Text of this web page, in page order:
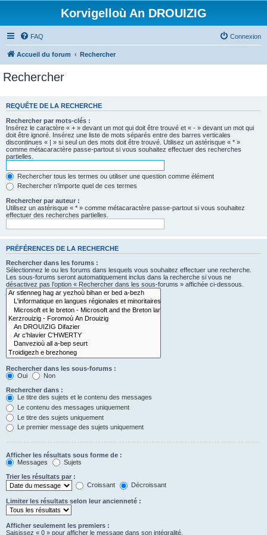
Korvigelloù An DROUIZIG
FAQ Connexion
Accueil du forum Rechercher
Rechercher
REQUÊTE DE LA RECHERCHE
Rechercher par mots-clés :
Insérez le caractère « + » devant un mot qui doit être trouvé et « - » devant un mot qui
doit être ignoré. Insérez une liste de mots séparés entre des barres verticales
discontinues « | » si seul un des mots doit être trouvé. Utilisez un astérisque « * »
comme métacaractère passe-partout si vous souhaitez effectuer des recherches
partielles.
Rechercher tous les termes ou utiliser une question comme élément
Rechercher n’importe quel de ces termes
Rechercher par auteur :
Utilisez un astérisque « * » comme métacaractère passe-partout si vous souhaitez
effectuer des recherches partielles.
PRÉFÉRENCES DE LA RECHERCHE
Rechercher dans les forums :
Sélectionnez le ou les forums dans lesquels vous souhaitez effectuer une recherche.
Les sous-forums seront automatiquement inclus dans la recherche si vous ne
désactivez pas l’option « Rechercher dans les sous-forums » affichée ci-dessous.
Rechercher dans les sous-forums :
Oui
Non
Rechercher dans :
Le titre des sujets et le contenu des messages
Le contenu des messages uniquement
Le titre des sujets uniquement
Le premier message des sujets uniquement
Afficher les résultats sous forme de :
Messages
Sujets
Trier les résultats par :
Croissant
Décroissant
Limiter les résultats selon leur ancienneté :
Afficher seulement les premiers :
Saisissez « 0 » pour afficher le message dans son intégralité.